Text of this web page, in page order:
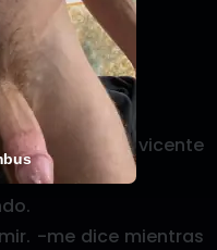
-me dice el vicente
-me dice mientras